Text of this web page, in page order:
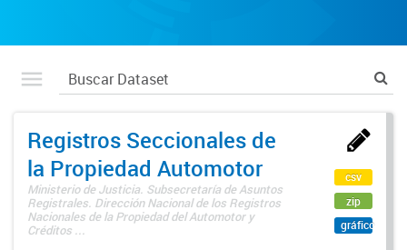
Registros Seccionales de
la Propiedad Automotor
Ministerio de Justicia. Subsecretaría de Asuntos
Registrales. Dirección Nacional de los Registros
Nacionales de la Propiedad del Automotor y
Créditos ...
csv
zip
gráfico